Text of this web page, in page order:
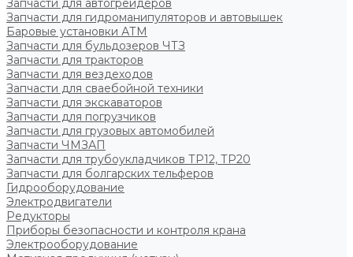
Запчасти для автогрейдеров
Запчасти для гидроманипуляторов и автовышек
Баровые установки АТМ
Запчасти для бульдозеров ЧТЗ
Запчасти для тракторов
Запчасти для вездеходов
Запчасти для сваебойной техники
Запчасти для экскаваторов
Запчасти для погрузчиков
Запчасти для грузовых автомобилей
Запчасти ЧМЗАП
Запчасти для трубоукладчиков ТР12, ТР20
Запчасти для болгарских тельферов
Гидрооборудование
Электродвигатели
Редукторы
Приборы безопасности и контроля крана
Электрооборудование